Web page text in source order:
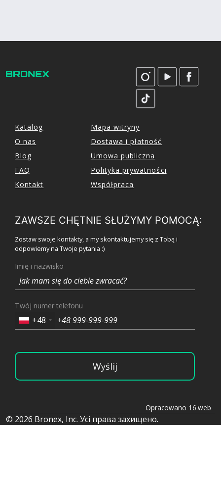
Katalog
O nas
Blog
FAQ
Kontakt
Mapa witryny
Dostawa i płatność
Umowa publiczna
Polityka prywatności
Współpraca
ZAWSZE CHĘTNIE SŁUŻYMY POMOCĄ:
Zostaw swoje kontakty, a my skontaktujemy się z Tobą i
odpowiemy na Twoje pytania :)
Imię i nazwisko
Twój numer telefonu
+48
Wyślij
Opracowano 16.web
© 2026 Bronex, Inc. Усі права захищено.